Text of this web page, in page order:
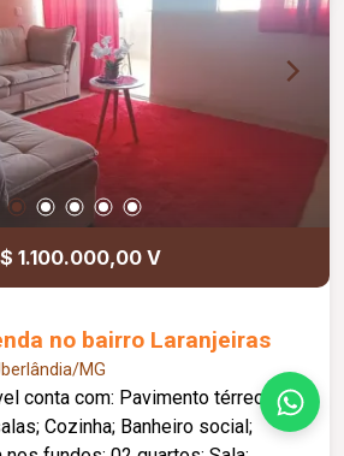
com hidromassagem,
mais conforto e
oportunidade de
1.100.000,00 V
no bairro Laranjeiras
MG
Cozinha; Banheiro social;